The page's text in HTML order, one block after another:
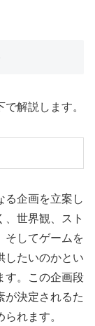
解説します。
る企画を立案し
、世界観、スト
そしてゲームを
したいのかとい
す。この企画段
が決定されるた
れます。